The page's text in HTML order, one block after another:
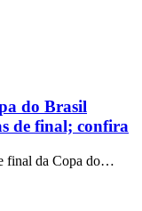
do Brasil
de final; confira
final da Copa do…